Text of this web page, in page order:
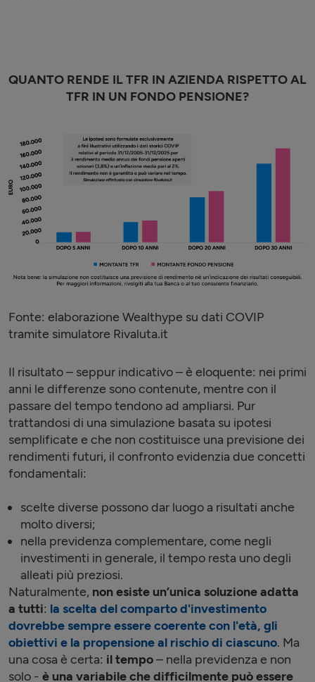
QUANTO RENDE IL TFR IN AZIENDA RISPETTO AL
TFR IN UN FONDO PENSIONE?
Fonte: elaborazione Wealthype su dati COVIP
tramite simulatore Rivaluta.it
Il risultato – seppur indicativo – è eloquente: nei primi
anni le differenze sono contenute, mentre con il
passare del tempo tendono ad ampliarsi. Pur
trattandosi di una simulazione basata su ipotesi
semplificate e che non costituisce una previsione dei
rendimenti futuri, il confronto evidenzia due concetti
fondamentali:
scelte diverse possono dar luogo a risultati anche
molto diversi;
nella previdenza complementare, come negli
investimenti in generale, il tempo resta uno degli
alleati più preziosi.
Naturalmente, non esiste un’unica soluzione adatta
a tutti: la scelta del comparto d'investimento
dovrebbe sempre essere coerente con l'età, gli
obiettivi e la propensione al rischio di ciascuno. Ma
una cosa è certa: il tempo– nella previdenza e non
solo - è una variabile che difficilmente può essere